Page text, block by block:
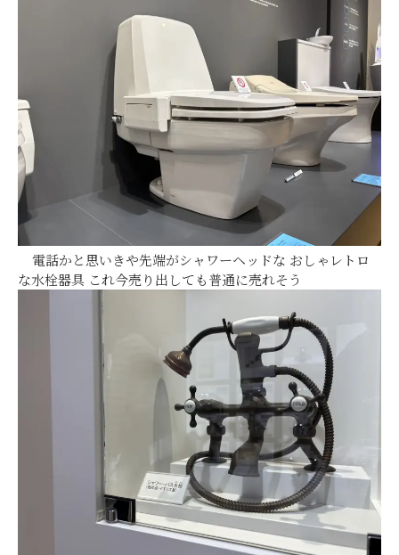
電話かと思いきや先端がシャワーヘッドな おしゃレトロ
な水栓器具 これ今売り出しても普通に売れそう